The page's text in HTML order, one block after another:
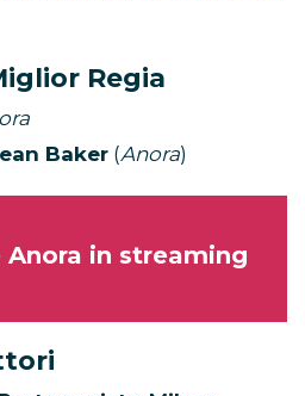
Regia
Baker (Anora)
Anora in streaming